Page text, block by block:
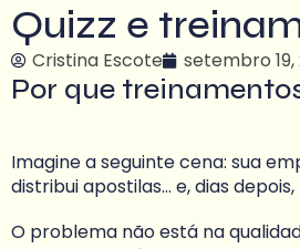
Quizz e
Cristina Escote setembro 19,
Por que
Imagine a seguinte cena: sua
distribui apostilas… e, dias
O problema não está na